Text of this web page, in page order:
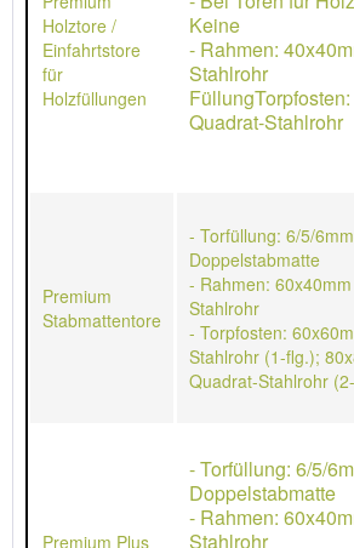
Holztore /
Einfahrtstore
für
Holzfüllungen
Keine
- Rahmen:
Stahlrohr
Quadrat-Stahlrohr
Premium
Stabmattentore
- Torfüllung: 6/5/
Doppelstabmatte
- Rahmen:
Stahlrohr
- Torpfosten:
Stahlrohr (1-flg.);
Quadrat-Stahlrohr
Premium Plus
- Torfüllung: 6/5/
Doppelstabmatte
- Rahmen:
Stahlrohr